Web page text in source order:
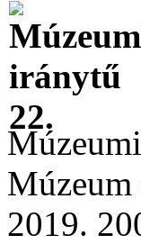
2019.